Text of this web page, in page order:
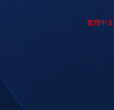
繁體中文